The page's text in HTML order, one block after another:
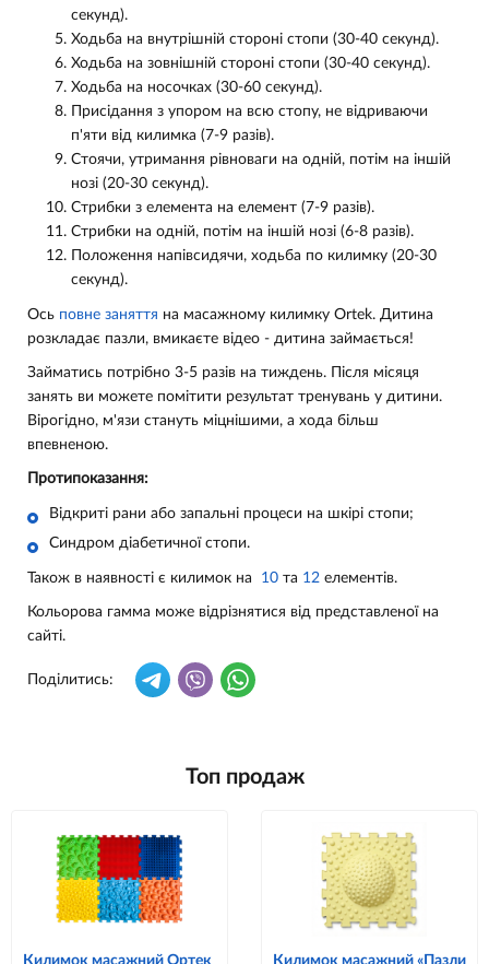
секунд).
Ходьба на внутрішній стороні стопи (30-40 секунд).
Ходьба на зовнішній стороні стопи (30-40 секунд).
Ходьба на носочках (30-60 секунд).
Присідання з упором на всю стопу, не відриваючи
п'яти від килимка (7-9 разів).
Стоячи, утримання рівноваги на одній, потім на іншій
нозі (20-30 секунд).
Стрибки з елемента на елемент (7-9 разів).
Стрибки на одній, потім на іншій нозі (6-8 разів).
Положення напівсидячи, ходьба по килимку (20-30
секунд).
Ось повне заняття на масажному килимку Ortek. Дитина
розкладає пазли, вмикаєте відео - дитина займається!
Займатись потрібно 3-5 разів на тиждень. Після місяця
занять ви можете помітити результат тренувань у дитини.
Вірогідно, м'язи стануть міцнішими, а хода більш
впевненою.
Протипоказання:
Відкриті рани або запальні процеси на шкірі стопи;
Синдром діабетичної стопи.
Також в наявності є килимок на 10 та 12 елементів.
Кольорова гамма може відрізнятися від представленої на
сайті.
Поділитись:
Топ продаж
Килимок масажний Ортек
Килимок масажний «Пазли